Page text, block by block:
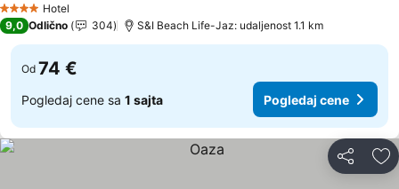
4 ZvezdiceHotel
9,0 Odlično 304 S&I Beach Life-Jaz: udaljenost 1.1 km
Od 74 €
Pogledaj cene sa 1 sajta Pogledaj cene
Deli